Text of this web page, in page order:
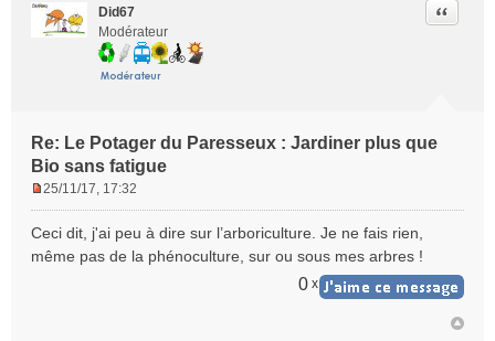
Did67
Modérateur
Re: Le Potager du Paresseux : Jardiner plus que
Bio sans fatigue
Citer
s
s
25/11/17, 17:32
Ceci dit, j'ai peu à dire sur l’arboriculture. Je ne fais rien,
même pas de la phénoculture, sur ou sous mes arbres !
0 x